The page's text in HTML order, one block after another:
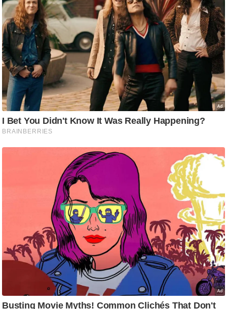
r
e
a
k
i
n
g
N
e
w
क्नॉ
लॉ
टी